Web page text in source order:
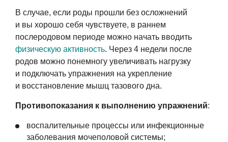
В случае, если роды прошли без осложнений
и вы хорошо себя чувствуете, в раннем
послеродовом периоде можно начать вводить
физическую активность. Через 4 недели после
родов можно понемногу увеличивать нагрузку
и подключать упражнения на укрепление
и восстановление мышц тазового дна.
Противопоказания к выполнению упражнений:
воспалительные процессы или инфекционные
заболевания мочеполовой системы;